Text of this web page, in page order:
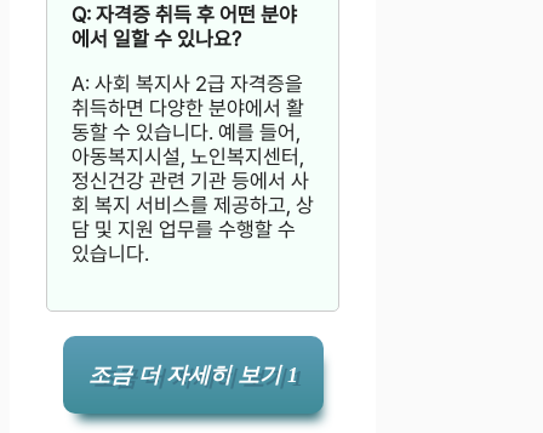
Q: 자격증 취득 후 어떤 분야
에서 일할 수 있나요?
A: 사회 복지사 2급 자격증을
취득하면 다양한 분야에서 활
동할 수 있습니다. 예를 들어,
아동복지시설, 노인복지센터,
정신건강 관련 기관 등에서 사
회 복지 서비스를 제공하고, 상
담 및 지원 업무를 수행할 수
있습니다.
조금 더 자세히 보기 1